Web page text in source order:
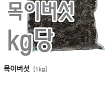
목이버섯 [1kg]